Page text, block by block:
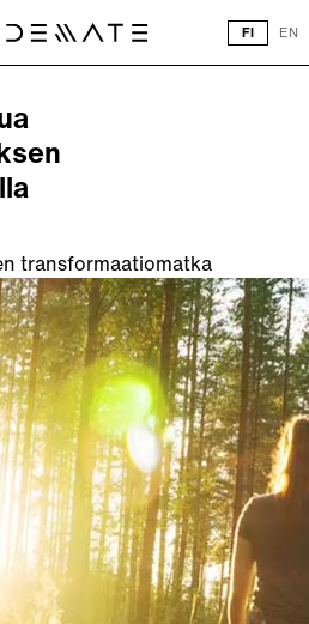
FI EN
transformaatiomatka